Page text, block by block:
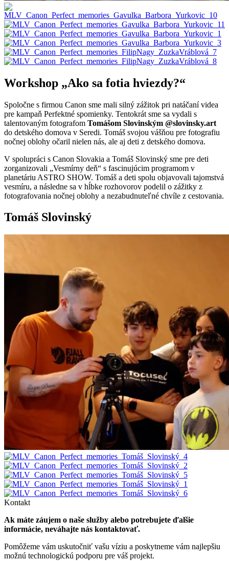
Workshop „Ako sa fotia hviezdy?“
Spoločne s firmou Canon sme mali silný zážitok pri natáčaní videa
pre kampaň Perfektné spomienky. Tentokrát sme sa vydali s
talentovaným fotografom Tomášom Slovinským @slovinsky.art
do detského domova v Seredi. Tomáš svojou vášňou pre fotografiu
nočnej oblohy očaril nielen nás, ale aj deti z detského domova.
V spolupráci s Canon Slovakia a Tomáš Slovinský sme pre deti
zorganizovali „Vesmírny deň“ s fascinujúcim programom v
planetáriu ASTRO SHOW. Tomáš a deti spolu objavovali tajomstvá
vesmíru, a následne sa v hĺbke rozhovorov podelil o zážitky z
fotografovania nočnej oblohy a nezabudnuteľné chvíle z cestovania.
Tomáš Slovinský
Kontakt
Ak máte záujem o naše služby alebo potrebujete ďalšie
informácie, neváhajte nás kontaktovať.
Pomôžeme vám uskutočniť vašu víziu a poskytneme vám najlepšiu
možnú technologickú podporu pre váš projekt.